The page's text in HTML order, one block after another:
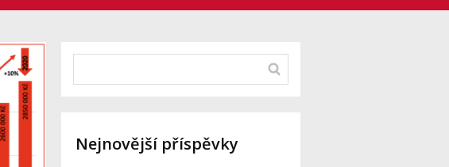
Nejnovější příspěvky